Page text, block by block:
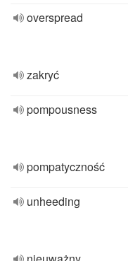
overspread
zakryć
pompousness
pompatyczność
unheeding